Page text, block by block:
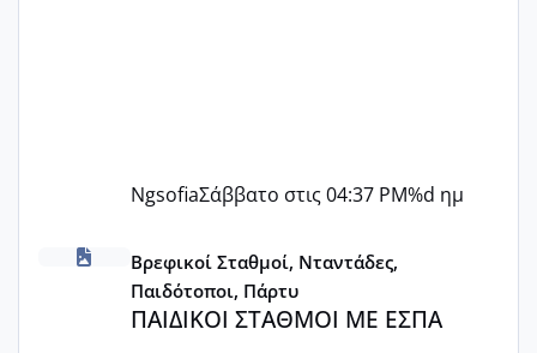
NgsofiaΣάββατο στις 04:37 PM%d ημ
ΠΑΙΔΙΚΟΙ ΣΤΑΘΜΟΙ ΜΕ ΕΣΠΑ
Βρεφικοί Σταθμοί, Νταντάδες,
Παιδότοποι, Πάρτυ
ΠΑΙΔΙΚΟΙ ΣΤΑΘΜΟΙ ΜΕ ΕΣΠΑ